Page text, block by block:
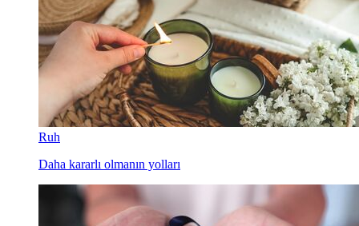
Ruh
Daha kararlı olmanın yolları